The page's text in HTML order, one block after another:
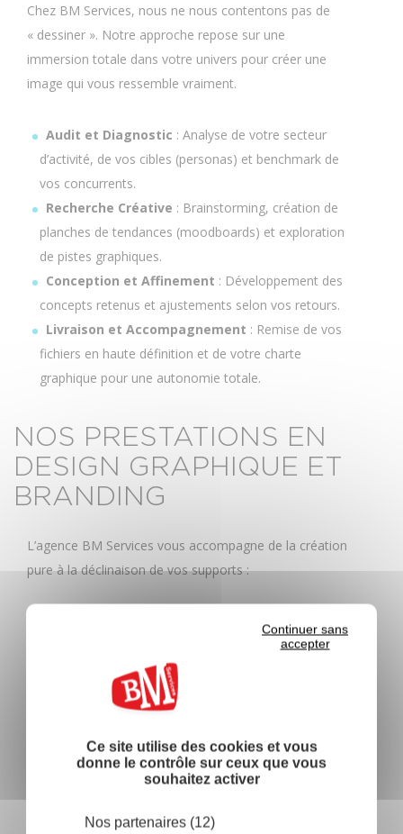
Ce site utilise des cookies et vous
donne le contrôle sur ceux que vous
souhaitez activer
Nos partenaires (12)
Continuer sans
accepter
Chez BM Services, nous ne nous contentons pas de
« dessiner ». Notre approche repose sur une
immersion totale dans votre univers pour créer une
image qui vous ressemble vraiment.
Audit et Diagnostic : Analyse de votre secteur
d’activité, de vos cibles (personas) et benchmark de
vos concurrents.
Recherche Créative : Brainstorming, création de
planches de tendances (moodboards) et exploration
de pistes graphiques.
Conception et Affinement : Développement des
concepts retenus et ajustements selon vos retours.
Livraison et Accompagnement : Remise de vos
fichiers en haute définition et de votre charte
graphique pour une autonomie totale.
NOS PRESTATIONS EN
DESIGN GRAPHIQUE ET
BRANDING
L’agence BM Services vous accompagne de la création
pure à la déclinaison de vos supports :
Création d’identité visuelle (logo, couleurs,
Charte graphique complète
Design de supports print (cartes de visite, flyers,
Design pour réseaux sociaux (posts, templates,
visuels ads)
Mise en page de documents (rapports, catalogues,